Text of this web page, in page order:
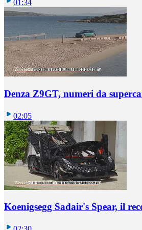
01:34
Denza Z9GT, numeri da
02:05
Koenigsegg Sadair's Spear, il